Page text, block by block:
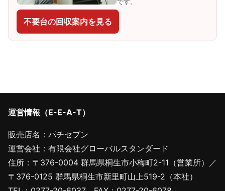
不要台の回収案内を見る
運営情報（E-E-A-T）
販売店名：パチセブン
運営会社：有限会社グローバルスタンダード
住所：〒376-0004 群馬県桐生市小梅町2-11（営業所）／
〒376-0125 群馬県桐生市新里町山上519-2（本社）